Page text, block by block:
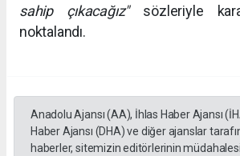
sahip çıkacağız"sözleriyle
Anadolu Ajansı (AA), İhlas Haber Ajansı
Haber Ajansı (DHA) ve diğer ajanslar
haberler, sitemizin editörlerinin